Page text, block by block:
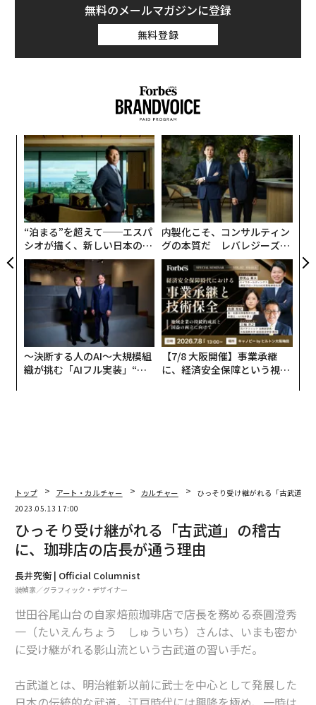
無料のメールマガジンに登録
無料登録
“泊まる”を超えて──エスパ
シオが描く、新しい日本のラ
グジュアリー（前編）
内製化こそ、コンサルティン
グの本質だ レバレジーズが
実践する、次世代ファームの
全貌
〜決断する人のAI〜大規模組
織が挑む「AIフル実装」“使
【7/8 大阪開催】事業承継
に、経済安全保障という視点
トップ アート・カルチャー カルチャー
ひっそり受け継がれる「古武道」
2023.05.13 17:00
ひっそり受け継がれる「古武道」の稽古
に、珈琲店の店長が通う理由
長井究衡 | Official Columnist
装幀家／グラフィック・デザイナー
世田谷尾山台の自家焙煎珈琲店で店長を務める泰圓澄秀
一（たいえんちょう しゅういち）さんは、いまも密か
に受け継がれる影山流という古武道の習い手だ。
古武道とは、明治維新以前に武士を中心として発展した